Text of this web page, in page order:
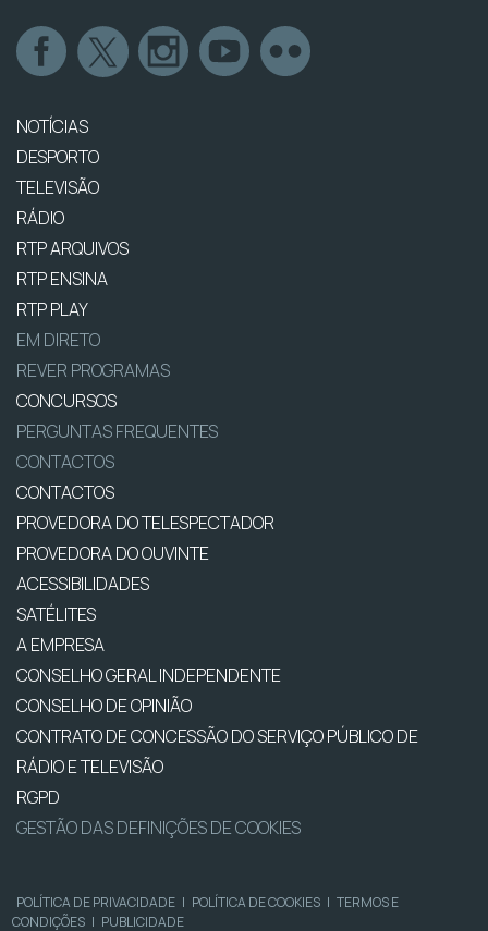
NOTÍCIAS
DESPORTO
TELEVISÃO
RÁDIO
RTP ARQUIVOS
RTP ENSINA
RTP PLAY
EM DIRETO
REVER PROGRAMAS
CONCURSOS
PERGUNTAS FREQUENTES
CONTACTOS
CONTACTOS
PROVEDORA DO TELESPECTADOR
PROVEDORA DO OUVINTE
ACESSIBILIDADES
SATÉLITES
A EMPRESA
CONSELHO GERAL INDEPENDENTE
CONSELHO DE OPINIÃO
CONTRATO DE CONCESSÃO DO SERVIÇO PÚBLICO DE
RÁDIO E TELEVISÃO
RGPD
GESTÃO DAS DEFINIÇÕES DE COOKIES
POLÍTICA DE PRIVACIDADE | POLÍTICA DE COOKIES | TERMOS E
CONDIÇÕES | PUBLICIDADE